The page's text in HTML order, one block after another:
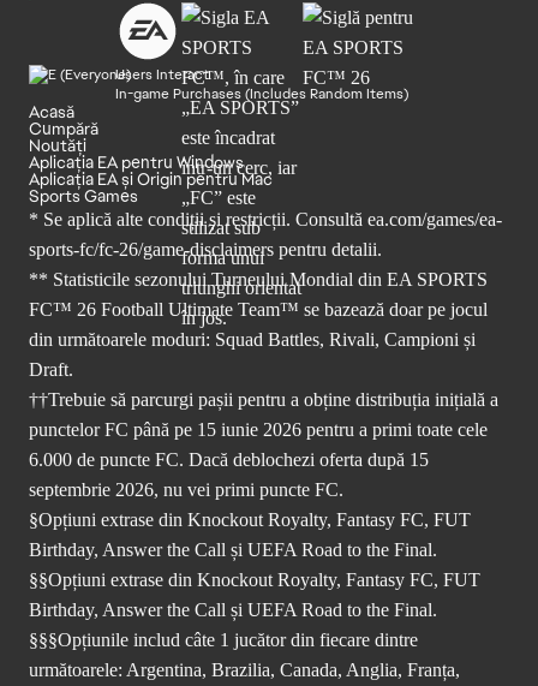
Users Interact
In-game Purchases (Includes Random Items)
Acasă
Cumpără
Noutăți
Aplicația EA pentru Windows
Aplicația EA și Origin pentru Mac
Sports Games
* Se aplică alte condiții și restricții. Consultă ea.com/games/ea-
sports-fc/fc-26/game-disclaimers pentru detalii.
** Statisticile sezonului Turneului Mondial din EA SPORTS
FC™ 26 Football Ultimate Team™ se bazează doar pe jocul
din următoarele moduri: Squad Battles, Rivali, Campioni și
Draft.
††Trebuie să parcurgi pașii pentru a obține distribuția inițială a
punctelor FC până pe 15 iunie 2026 pentru a primi toate cele
6.000 de puncte FC. Dacă deblochezi oferta după 15
septembrie 2026, nu vei primi puncte FC.
§Opțiuni extrase din Knockout Royalty, Fantasy FC, FUT
Birthday, Answer the Call și UEFA Road to the Final.
§§Opțiuni extrase din Knockout Royalty, Fantasy FC, FUT
Birthday, Answer the Call și UEFA Road to the Final.
§§§Opțiunile includ câte 1 jucător din fiecare dintre
următoarele: Argentina, Brazilia, Canada, Anglia, Franța,